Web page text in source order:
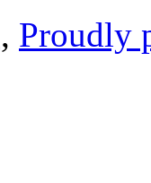
, Proudly